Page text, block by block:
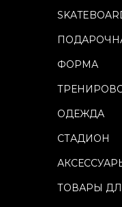
ФОРМА
ОДЕЖДА
СТАДИОН
ТОВАРЫ